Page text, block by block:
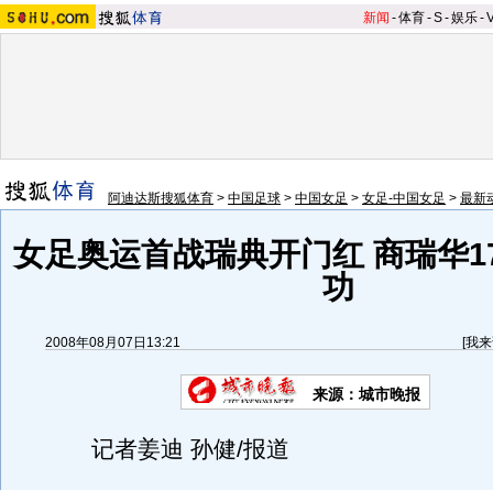
新闻 -体育-S-娱乐-
阿迪达斯搜狐体育 > 中国足球 > 中国女足 > 女足-中国女足 > 最新
女足奥运首战瑞典开门红 商瑞华
功
2008年08月07日13:21 [我
来源：城市晚报
记者姜迪 孙健/报道